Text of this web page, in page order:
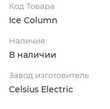
Код Товара
Ice Column
Наличие:
В наличии
Завод изготовитель
Celsius Electric